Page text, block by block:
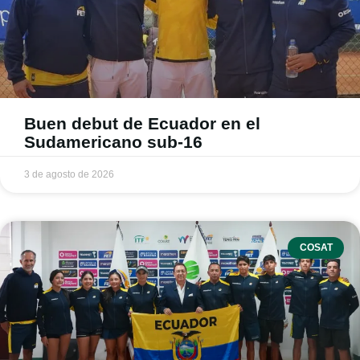
Buen debut de Ecuador en el
Sudamericano sub-16
3 de agosto de 2026
COSAT